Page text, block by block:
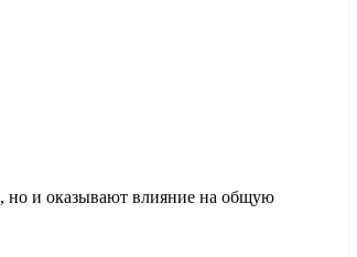
но и оказывают влияние на общую